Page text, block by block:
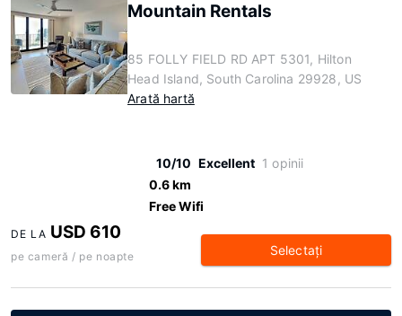
Mountain Rentals
85 FOLLY FIELD RD APT 5301, Hilton
Head Island, South Carolina 29928, US
Arată hartă
10/10 Excellent 1 opinii
0.6 km
Free Wifi
DE LA USD 610
pe cameră / pe noapte Selectaţi